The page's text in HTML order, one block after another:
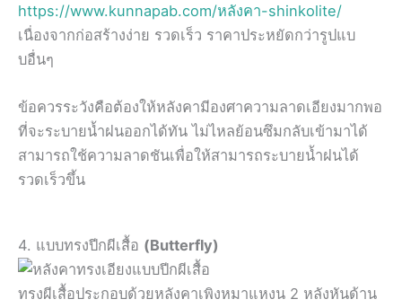
https://www.kunnapab.com/หลังคา-shinkolite/
เนื่องจากก่อสร้างง่าย รวดเร็ว ราคาประหยัดกว่ารูปแบ
บอื่นๆ
ข้อควรระวังคือต้องให้หลังคามีองศาความลาดเอียงมากพอ
ที่จะระบายน้ำฝนออกได้ทัน ไม่ไหลย้อนซึมกลับเข้ามาได้
สามารถใช้ความลาดชันเพื่อให้สามารถระบายน้ำฝนได้
รวดเร็วขึ้น
4. แบบทรงปีกผีเสื้อ (Butterfly)
ทรงผีเสื้อประกอบด้วยหลังคาเพิงหมาแหงน 2 หลังหันด้าน